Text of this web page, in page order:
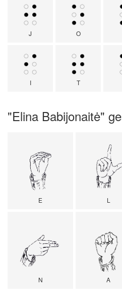
J O
I T
"Elina Babijonaitė"
E L
N A